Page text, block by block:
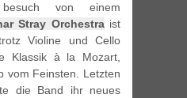
von einem
Stray Orchestraist
Violine und Cello
Klassik à la Mozart,
vom Feinsten. Letzten
die Band ihr neues